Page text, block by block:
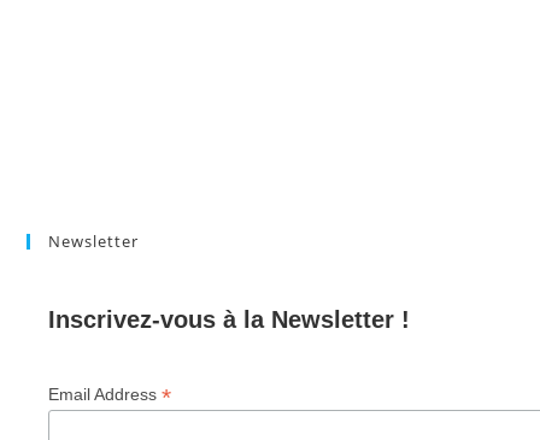
Newsletter
Inscrivez-vous à la Newsletter !
Email Address*